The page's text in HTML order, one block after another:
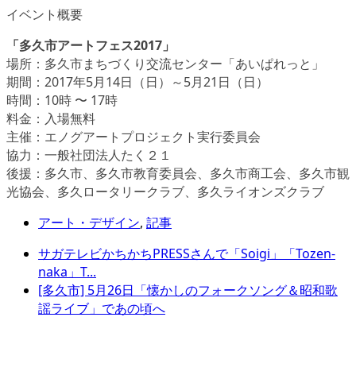
イベント概要
「多久市アートフェス2017」
場所：多久市まちづくり交流センター「あいぱれっと」
期間：2017年5月14日（日）～5月21日（日）
時間：10時 〜 17時
料金：入場無料
主催：エノグアートプロジェクト実行委員会
協力：一般社団法人たく２１
後援：多久市、多久市教育委員会、多久市商工会、多久市観
光協会、多久ロータリークラブ、多久ライオンズクラブ
アート・デザイン, 記事
サガテレビかちかちPRESSさんで「Soigi」「Tozen-
naka」T...
[多久市] 5月26日「懐かしのフォークソング＆昭和歌
謡ライブ」であの頃へ